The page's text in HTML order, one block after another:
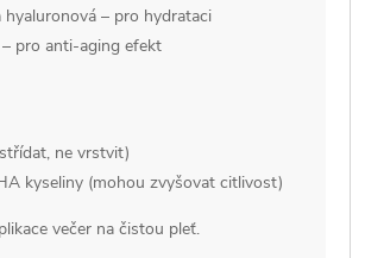
hyaluronová – pro hydrataci
pro anti-aging efekt
ne vrstvit)
kyseliny (mohou zvyšovat citlivost)
večer na čistou pleť.